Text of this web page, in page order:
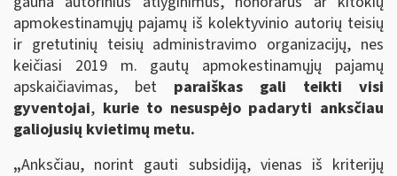
apmokestinamųjų pajamų iš kolektyvinio autorių teisių
ir gretutinių teisių administravimo organizacijų, nes
keičiasi 2019 m. gautų apmokestinamųjų pajamų
apskaičiavimas, bet paraiškas gali teikti visi
gyventojai, kurie to nesuspėjo padaryti anksčiau
galiojusių kvietimų metu.
„Anksčiau, norint gauti subsidiją, vienas iš kriterijų